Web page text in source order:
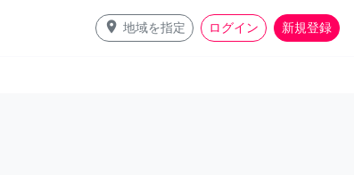
place 地域を指定 ログイン 新規登録